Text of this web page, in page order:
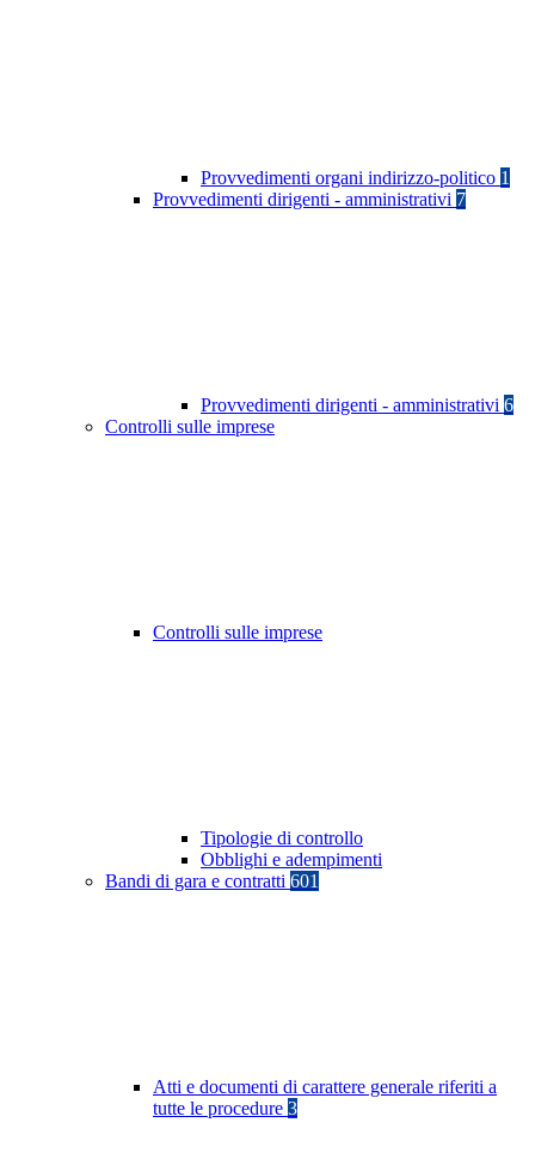
Provvedimenti organi indirizzo-politico 1
Provvedimenti dirigenti - amministrativi 7
Provvedimenti dirigenti - amministrativi 6
Controlli sulle imprese
Controlli sulle imprese
Tipologie di controllo
Obblighi e adempimenti
Bandi di gara e contratti 601
Atti e documenti di carattere generale riferiti a
tutte le procedure 3